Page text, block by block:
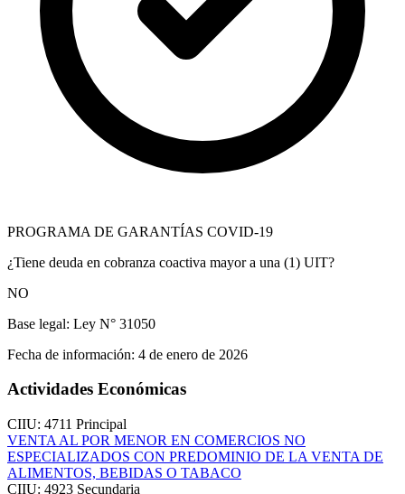
PROGRAMA DE GARANTÍAS COVID-19
¿Tiene deuda en cobranza coactiva mayor a una (1) UIT?
NO
Base legal: Ley N° 31050
Fecha de información: 4 de enero de 2026
Actividades Económicas
CIIU: 4711 Principal
VENTA AL POR MENOR EN COMERCIOS NO
ESPECIALIZADOS CON PREDOMINIO DE LA VENTA DE
ALIMENTOS, BEBIDAS O TABACO
CIIU: 4923 Secundaria